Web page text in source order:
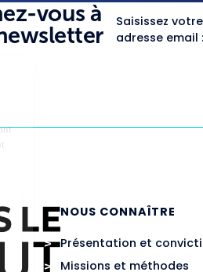
vous à
Saisissez votre
adresse email :
NOUS CONNAÎTRE
Présentation et
Missions et méthodes